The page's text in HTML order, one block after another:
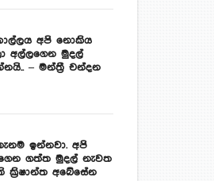
අපි නොකිය
අල්ලගෙන මුදල්
– මන්ත්‍රී චන්දන
ඉන්නවා. අපි
ගත්ත මුදල් නැවත
ක්‍රිෂාන්ත අබේසේන